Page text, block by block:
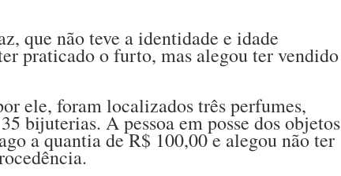
que não teve a identidade e idade
praticado o furto, mas alegou ter vendido
ele, foram localizados três perfumes,
bijuterias. A pessoa em posse dos objetos
a quantia de R$ 100,00 e alegou não ter